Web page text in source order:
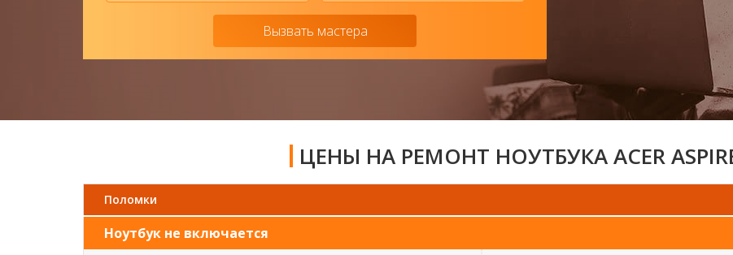
*
Вызвать мастера
ЦЕНЫ НА РЕМОНТ НОУТБУКА ACER
Поломки
Ноутбук не включается